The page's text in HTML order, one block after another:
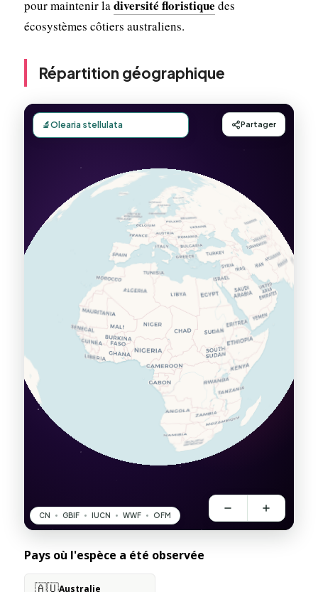
pour maintenir ladiversité floristique des
écosystèmes côtiers australiens.
Répartition géographique
Pays où l'espèce a été observée
🇦🇺Australie